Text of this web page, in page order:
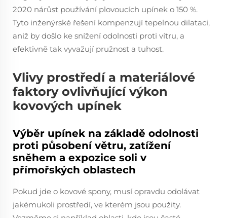
2020 nárůst používání plovoucích upínek o 150 %.
Tyto inženýrské řešení kompenzují tepelnou dilataci,
aniž by došlo ke snížení odolnosti proti vítru, a
efektivně tak vyvažují pružnost a tuhost.
Vlivy prostředí a materiálové
faktory ovlivňující výkon
kovových upínek
Výběr upínek na základě odolnosti
proti působení větru, zatížení
sněhem a expozice soli v
přímořských oblastech
Pokud jde o kovové spony, musí opravdu odolávat
jakémukoli prostředí, ve kterém jsou použity.